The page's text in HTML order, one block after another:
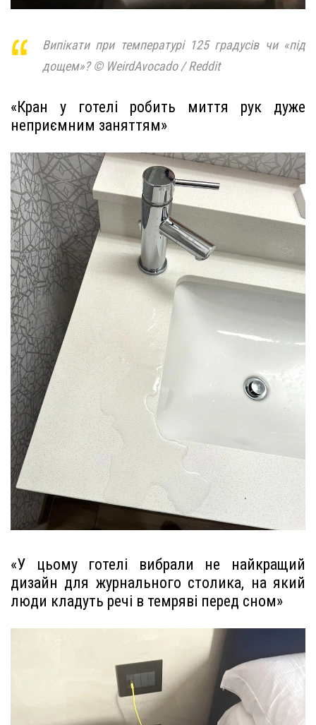
Випікати при температурі 125 градусів чи «під
дощем»? © WeirdAvocado / Reddit
«Кран у готелі робить миття рук дуже
неприємним заняттям»
«У цьому готелі вибрали не найкращий
дизайн для журнального столика, на який
люди кладуть речі в темряві перед сном»